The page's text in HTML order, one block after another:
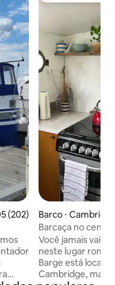
uma avaliação média de
(202)
Barco ⋅
Barcaça no
Você jamais vai
neste lugar
Barge está
Cambridge, mas